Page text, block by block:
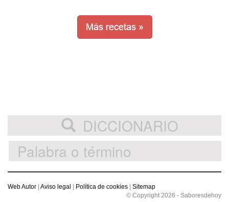
DICCIONARIO
Web Autor Aviso legal Política de cookies
Sitemap
© Copyright 2026 - Saboresdehoy